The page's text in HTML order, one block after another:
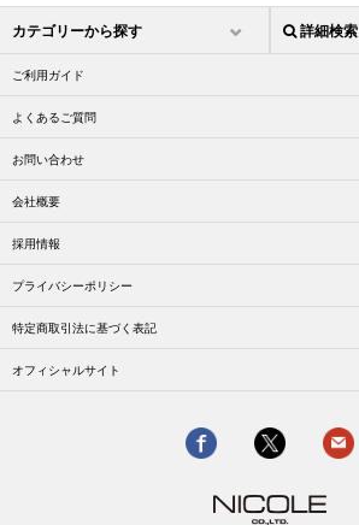
カテゴリーから探す 詳細検索
ご利用ガイド
よくあるご質問
お問い合わせ
会社概要
採用情報
プライバシーポリシー
特定商取引法に基づく表記
オフィシャルサイト